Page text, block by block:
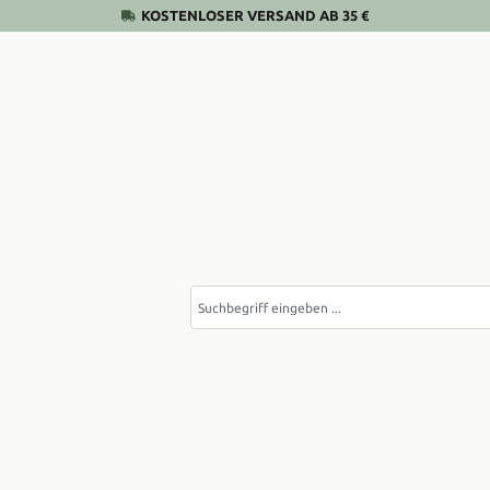
KOSTENLOSER VERSAND AB 35 €